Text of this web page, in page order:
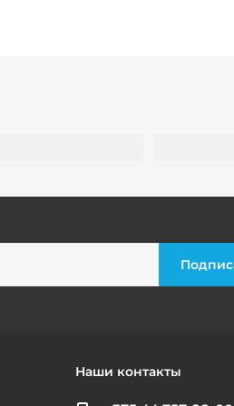
Наши контакты